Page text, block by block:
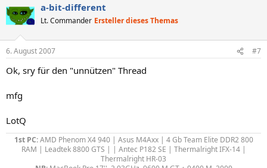
a-bit-different
Lt. Commander Ersteller dieses Themas
6. August 2007 #7
Ok, sry für den "unnützen" Thread
mfg
LotQ
1st PC:AMD Phenom X4 940 | Asus M4Axx | 4 Gb Team Elite DDR2 800
RAM | Leadtek 8800 GTS | | Antec P182 SE | Thermalright IFX-14 |
Thermalright HR-03